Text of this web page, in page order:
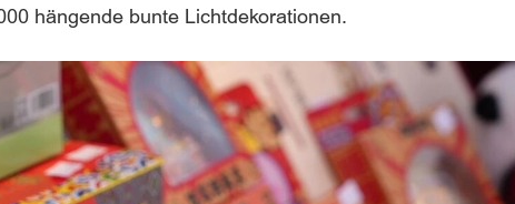
hängende bunte Lichtdekorationen.